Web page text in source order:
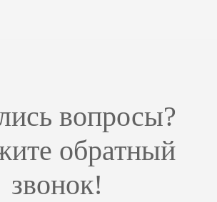
вопросы?
обратный
звонок!